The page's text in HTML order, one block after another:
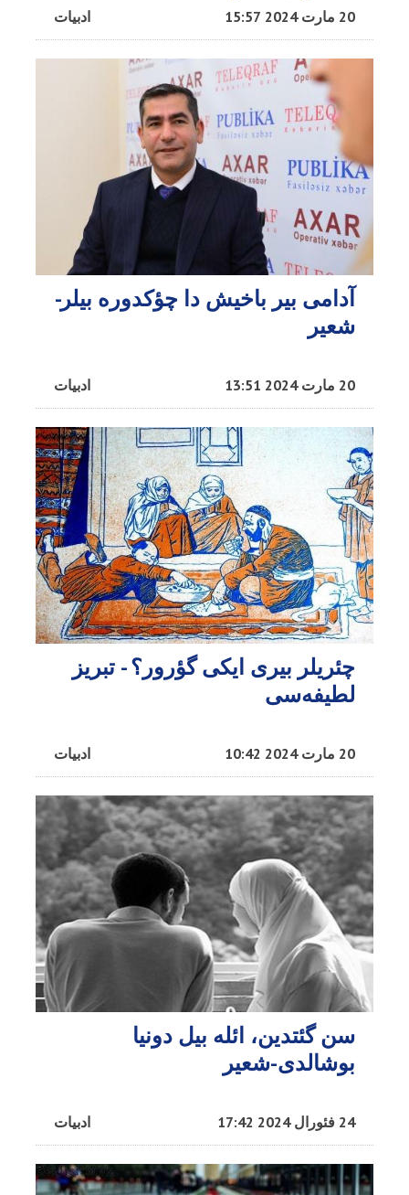
ادبیات 20 مارت 2024 15:57
آدامی بیر باخیش دا چؤکدوره بیلر-
شعیر
ادبیات 20 مارت 2024 13:51
چئریلر بیری ایکی گؤرور؟ - تبریز
لطیفه‌سی
ادبیات 20 مارت 2024 10:42
سن گئتدین، ائله بیل دونیا
بوشالدی-شعیر
ادبیات 24 فئورال 2024 17:42